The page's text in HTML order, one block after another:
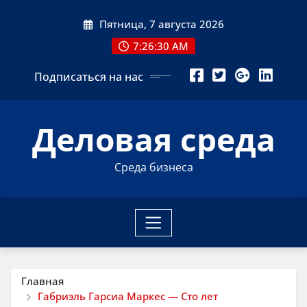
Пятница, 7 августа 2026
7:26:31 AM
Подписаться на нас
Деловая среда
Среда бизнеса
Главная
Габриэль Гарсиа Маркес — Сто лет